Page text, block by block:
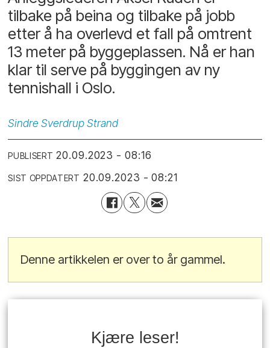
tilbake på beina og tilbake på jobb
etter å ha overlevd et fall på omtrent
13 meter på byggeplassen. Nå er han
klar til serve på byggingen av ny
tennishall i Oslo.
Sindre Sverdrup Strand
PUBLISERT 20.09.2023 - 08:16
SIST OPPDATERT 20.09.2023 - 08:21
Denne artikkelen er over to år gammel.
Kjære leser!